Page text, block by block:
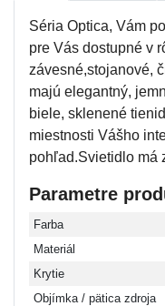
Séria Optica, Vám
pre Vás dostupné v
závesné,stojanové,
majú elegantný,
biele, sklenené
miestnosti Vášho
pohľad.Svietidlo má
Parametre
Farba
Materiál
Krytie
Objímka / pätica zdroja